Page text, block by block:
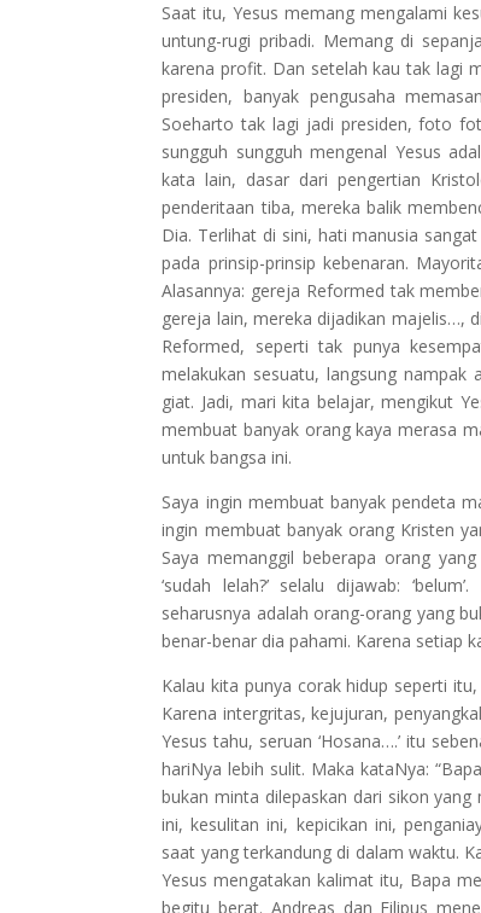
Saat itu, Yesus memang mengalami
untung-rugi pribadi. Memang di
karena profit. Dan setelah kau tak lagi
presiden, banyak pengusaha
Soeharto tak lagi jadi presiden, foto
sungguh sungguh mengenal Yesus
kata lain, dasar dari pengertian
penderitaan tiba, mereka balik
Dia. Terlihat di sini, hati manusia
pada prinsip-prinsip kebenaran.
Alasannya: gereja Reformed tak
gereja lain, mereka dijadikan majelis…,
Reformed, seperti tak punya
melakukan sesuatu, langsung nampak
giat. Jadi, mari kita belajar, mengikut
membuat banyak orang kaya merasa
untuk bangsa ini.
Saya ingin membuat banyak pendeta
ingin membuat banyak orang Kristen
Saya memanggil beberapa orang
‘sudah lelah?’ selalu dijawab:
seharusnya adalah orang-orang yang
benar-benar dia pahami. Karena setiap
Kalau kita punya corak hidup seperti
Karena intergritas, kejujuran,
Yesus tahu, seruan ‘Hosana….’ itu
hariNya lebih sulit. Maka kataNya:
bukan minta dilepaskan dari sikon
ini, kesulitan ini, kepicikan ini,
saat yang terkandung di dalam waktu.
Yesus mengatakan kalimat itu, Bapa
begitu berat. Andreas dan Filipus